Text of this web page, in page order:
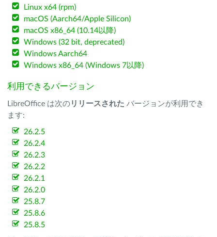
Linux x64 (rpm)
macOS (Aarch64/Apple Silicon)
macOS x86_64 (10.14以降)
Windows (32 bit, deprecated)
Windows Aarch64
Windows x86_64 (Windows 7以降)
利用できるバージョン
LibreOffice は次のリリースされた バージョンが利用でき
ます:
26.2.5
26.2.4
26.2.3
26.2.2
26.2.1
26.2.0
25.8.7
25.8.6
25.8.5